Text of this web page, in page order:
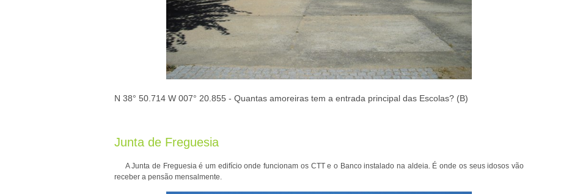
N 38° 50.714 W 007° 20.855 - Quantas amoreiras tem a entrada principal das Escolas? (B)
Junta de Freguesia
A Junta de Freguesia é um edifício onde funcionam os CTT e o Banco instalado na aldeia. É onde os seus idosos vão
receber a pensão mensalmente.